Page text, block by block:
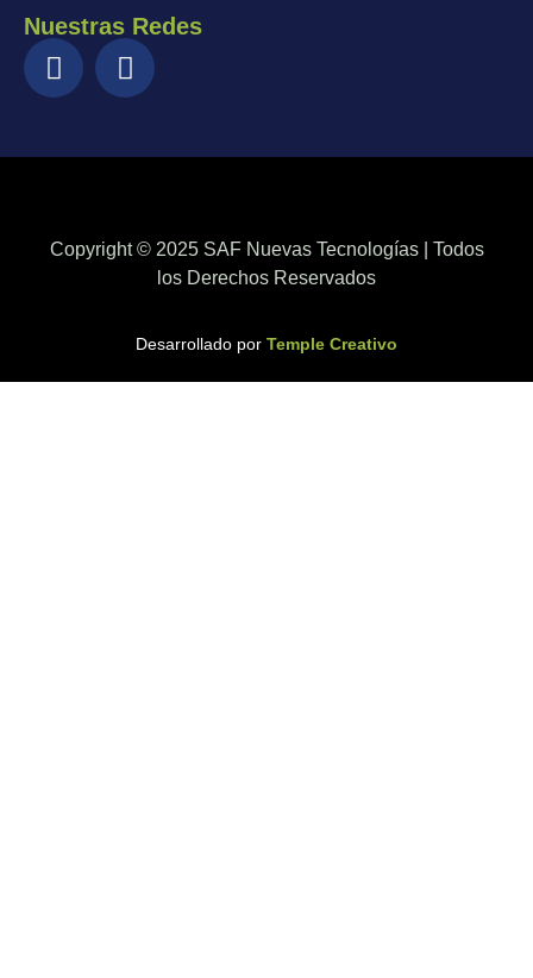
Nuestras Redes
Copyright © 2025 SAF Nuevas Tecnologías | Todos
los Derechos Reservados
Desarrollado por Temple Creativo